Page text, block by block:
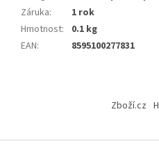
Záruka:
1 rok
Hmotnost:
0.1 kg
EAN: 8595100277831
Zboží.cz